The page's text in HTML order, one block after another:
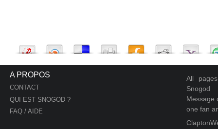
A PROPOS
CONTACT
QUI EST SNOGOD ?
FAQ / AIDE
All
Snogod
Message
one fan